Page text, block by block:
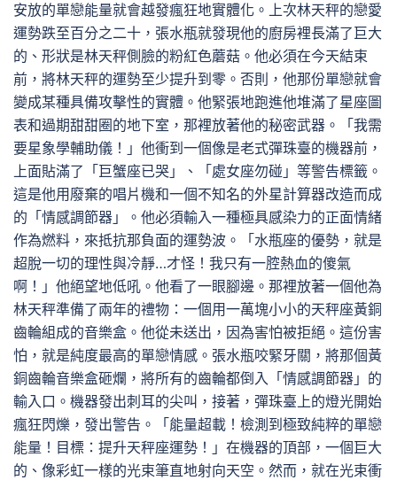
安放的單戀能量就會越發瘋狂地實體化。上次林天秤的戀愛
運勢跌至百分之二十，張水瓶就發現他的廚房裡長滿了巨大
的、形狀是林天秤側臉的粉紅色蘑菇。他必須在今天結束
前，將林天秤的運勢至少提升到零。否則，他那份單戀就會
變成某種具備攻擊性的實體。他緊張地跑進他堆滿了星座圖
表和過期甜甜圈的地下室，那裡放著他的秘密武器。「我需
要星象學輔助儀！」他衝到一個像是老式彈珠臺的機器前，
上面貼滿了「巨蟹座已哭」、「處女座勿碰」等警告標籤。
這是他用廢棄的唱片機和一個不知名的外星計算器改造而成
的「情感調節器」。他必須輸入一種極具感染力的正面情緒
作為燃料，來抵抗那負面的運勢波。「水瓶座的優勢，就是
超脫一切的理性與冷靜…才怪！我只有一腔熱血的傻氣
啊！」他絕望地低吼。他看了一眼腳邊。那裡放著一個他為
林天秤準備了兩年的禮物：一個用一萬塊小小的天秤座黃銅
齒輪組成的音樂盒。他從未送出，因為害怕被拒絕。這份害
怕，就是純度最高的單戀情感。張水瓶咬緊牙關，將那個黃
銅齒輪音樂盒砸爛，將所有的齒輪都倒入「情感調節器」的
輸入口。機器發出刺耳的尖叫，接著，彈珠臺上的燈光開始
瘋狂閃爍，發出警告。「能量超載！檢測到極致純粹的單戀
能量！目標：提升天秤座運勢！」在機器的頂部，一個巨大
的、像彩虹一樣的光束筆直地射向天空。然而，就在光束衝